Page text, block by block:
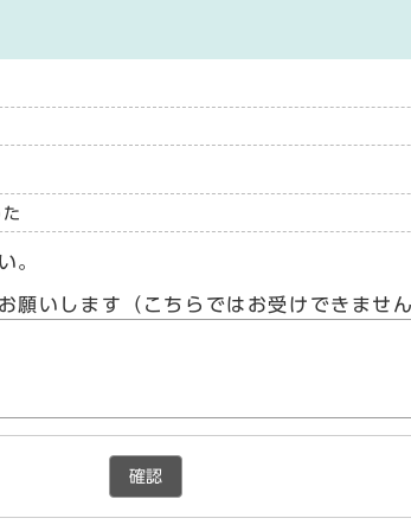
。
願いします（こちらではお受けできませ
確認